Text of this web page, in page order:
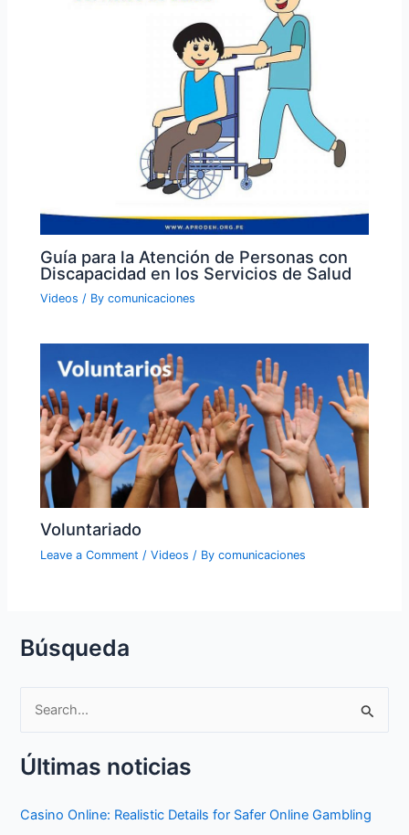
Guía para la Atención de Personas con
Discapacidad en los Servicios de Salud
Videos / Bycomunicaciones
Voluntariado
Leave a Comment /Videos / Bycomunicaciones
Búsqueda
a
c
Últimas noticias
Casino Online: Realistic Details for Safer Online Gambling